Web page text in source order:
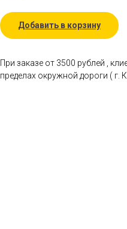
Добавить в корзину
При заказе от 3500 рублей ,
пределах окружной дороги ( г.